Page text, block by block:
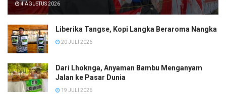
4 AGUSTUS 2026
Liberika Tangse, Kopi Langka Beraroma Nangka
20 JULI 2026
Dari Lhoknga, Anyaman Bambu Menganyam
Jalan ke Pasar Dunia
19 JULI 2026